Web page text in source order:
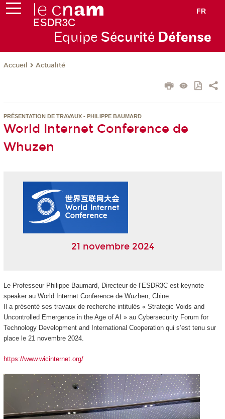
FR
Equipe Sécurité Défense
Accueil Actualité
PRÉSENTATION DE TRAVAUX - PHILIPPE BAUMARD
World Internet Conference de
Whuzen
21 novembre 2024
Le Professeur Philippe Baumard, Directeur de l’ESDR3C est keynote
speaker au World Internet Conference de Wuzhen, Chine.
Il a présenté ses travaux de recherche intitulés « Strategic Voids and
Uncontrolled Emergence in the Age of AI » au Cybersecurity Forum for
Technology Development and International Cooperation qui s’est tenu sur
place le 21 novembre 2024.
https://www.wicinternet.org/